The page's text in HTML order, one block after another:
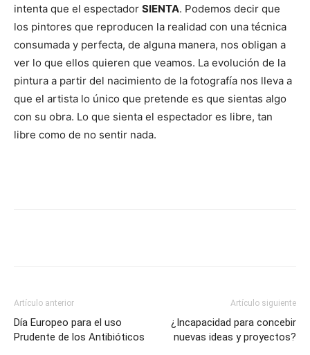
intenta que el espectador SIENTA. Podemos decir que
los pintores que reproducen la realidad con una técnica
consumada y perfecta, de alguna manera, nos obligan a
ver lo que ellos quieren que veamos. La evolución de la
pintura a partir del nacimiento de la fotografía nos lleva a
que el artista lo único que pretende es que sientas algo
con su obra. Lo que sienta el espectador es libre, tan
libre como de no sentir nada.
Artículo anterior
Día Europeo para el uso
Prudente de los Antibióticos
Artículo siguiente
¿Incapacidad para concebir
nuevas ideas y proyectos?